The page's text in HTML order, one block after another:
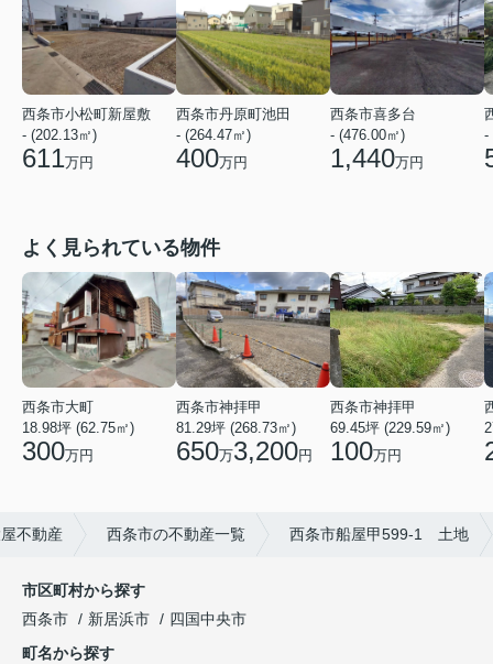
西条市小松町新屋敷
- (202.13㎡)
611万円
西条市丹原町池田
- (264.47㎡)
400万円
西条市喜多台
- (476.00㎡)
1,440万円
-
よく見られている物件
西条市大町
18.98坪 (62.75㎡)
300万円
西条市神拝甲
81.29坪 (268.73㎡)
650万3,200円
西条市神拝甲
69.45坪 (229.59㎡)
100万円
不動産 西条市の不動産一覧 西条市船屋甲599-1 土地
市区町村から探す
西条市
新居浜市
四国中央市
町名から探す